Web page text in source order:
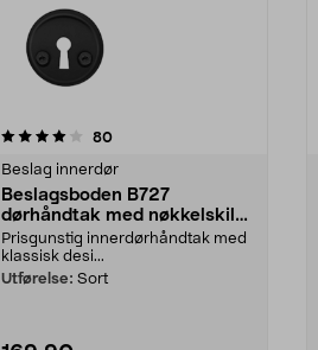
80anmeldelser
Beslag innerdør
Beslagsboden B727
dørhåndtak med nøkkelskilt,
innerdør
Prisgunstig innerdørhåndtak med
klassisk desi...
Utførelse: Sort
4.0 av 5 stjerner